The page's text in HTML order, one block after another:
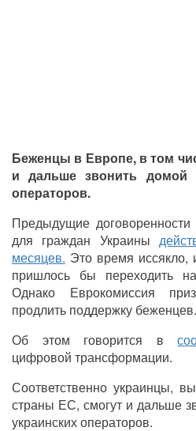
Беженцы в Европе, в том
и дальше звонить домой
операторов.
Предыдущие
для граждан Украины
месяцев. Это время
пришлось бы переходить
Однако Еврокомиссия
продлить поддержку беженцев.
Об этом говорится в
цифровой трансформации.
Соответственно украинцы,
страны ЕС, смогут и дальше
украинских операторов.